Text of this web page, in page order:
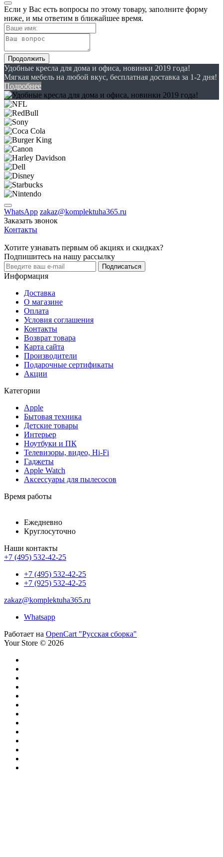
Если у Вас есть вопросы по этому товару, заполните форму
ниже, и мы ответим в ближайшее время.
Продолжить
Удобные кресла для дома и офиса, новинки 2019 года!
Мягкая мебель на любой вкус, бесплатная доставка за 1-2 дня!
Подробнее
WhatsApp zakaz@komplektuha365.ru
Заказать звонок
Контакты
Хотите узнавать первым об акциях и скидках?
Подпишитесь на нашу рассылку
Подписаться
Информация
Доставка
О магазине
Оплата
Условия соглашения
Контакты
Возврат товара
Карта сайта
Производители
Подарочные сертификаты
Акции
Категории
Apple
Бытовая техника
Детские товары
Интерьер
Ноутбуки и ПК
Телевизоры, видео, Hi-Fi
Гаджеты
Apple Watch
Аксессуары для пылесосов
Время работы
Ежедневно
Круглосуточно
Наши контакты
+7 (495) 532-42-25
+7 (495) 532-42-25
+7 (925) 532-42-25
zakaz@komplektuha365.ru
Whatsapp
Работает на OpenCart "Русская сборка"
Your Store © 2026